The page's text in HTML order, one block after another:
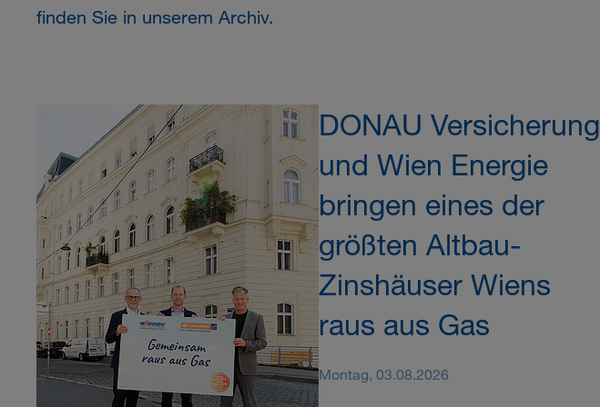
finden Sie in unserem Archiv.
DONAU Versicherung
und Wien Energie
bringen eines der
größten Altbau-
Zinshäuser Wiens
raus aus Gas
Montag, 03.08.2026